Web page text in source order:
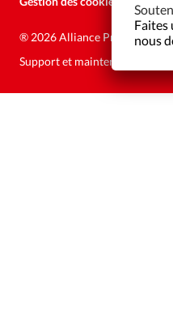
® 2026 Alliance Presse
Support et maintenance:
Faites
nous